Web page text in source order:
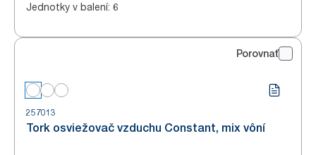
Jednotky v balení: 6
Porovnať
257013
Tork osviežovač vzduchu Constant, mix vôní